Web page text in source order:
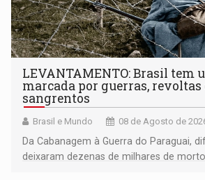
LEVANTAMENTO: Brasil tem
marcada por guerras,
sangrentos
Brasil e Mundo 08 de Agosto de
Da Cabanagem à Guerra do Paraguai,
deixaram dezenas de milhares de